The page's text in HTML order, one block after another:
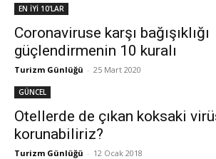
EN İYİ 10'LAR
Coronaviruse karşı bağışıklığı
güçlendirmenin 10 kuralı
Turizm Günlüğü - 25 Mart 2020
GÜNCEL
Otellerde de çıkan koksaki
korunabiliriz?
Turizm Günlüğü - 12 Ocak 2018